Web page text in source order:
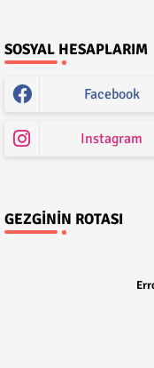
SOSYAL HESAPLARIM
Facebook
Instagram
GEZGININ ROTASI